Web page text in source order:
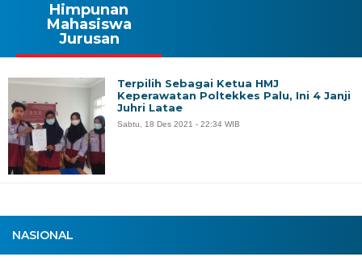
NASIONAL
Himpunan
Mahasiswa
Jurusan
Terpilih Sebagai Ketua HMJ
Keperawatan Poltekkes Palu, Ini 4 Janji
Juhri Latae
Sabtu, 18 Des 2021 - 22:34 WIB